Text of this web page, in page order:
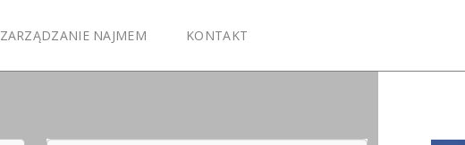
ZARZĄDZANIE NAJMEM KONTAKT